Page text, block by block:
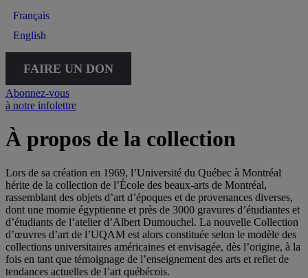
Français
English
FAIRE UN DON
Abonnez-vous
à notre infolettre
À propos de la collection
Lors de sa création en 1969, l’Université du Québec à Montréal
hérite de la collection de l’École des beaux-arts de Montréal,
rassemblant des objets d’art d’époques et de provenances diverses,
dont une momie égyptienne et près de 3000 gravures d’étudiantes et
d’étudiants de l’atelier d’Albert Dumouchel. La nouvelle Collection
d’œuvres d’art de l’UQAM est alors constituée selon le modèle des
collections universitaires américaines et envisagée, dès l’origine, à la
fois en tant que témoignage de l’enseignement des arts et reflet de
tendances actuelles de l’art québécois.